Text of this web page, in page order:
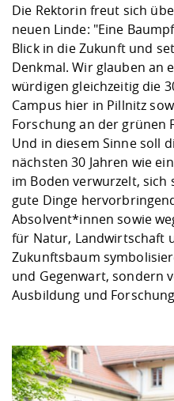
Die Rektorin freut sich
neuen Linde: "Eine
Blick in die Zukunft und
Denkmal. Wir glauben an
würdigen gleichzeitig die
Campus hier in Pillnitz
Forschung an der grünen
Und in diesem Sinne soll
nächsten 30 Jahren wie
im Boden verwurzelt,
gute Dinge
Absolvent*innen sowie
für Natur, Landwirtschaft
Zukunftsbaum
und Gegenwart, sondern
Ausbildung und